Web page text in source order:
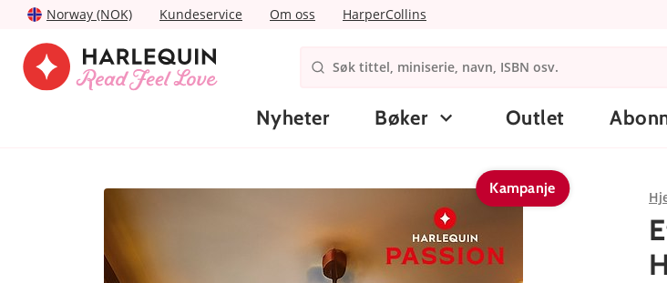
Norway (NOK) Kundeservice Om oss HarperCollins
Nyheter Bøker Outlet
Kampanje